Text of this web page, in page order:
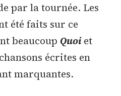
par la tournée. Les
été faits sur ce
beaucoup Quoiet
écrites en
marquantes.